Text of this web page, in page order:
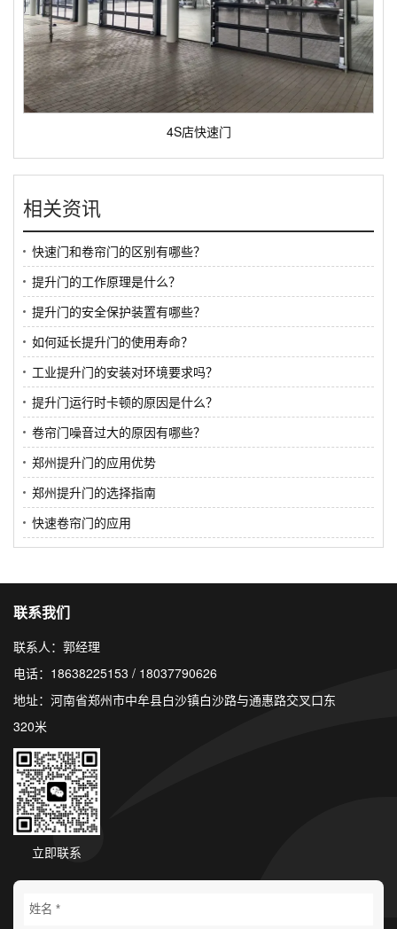
4S店快速门
相关资讯
快速门和卷帘门的区别有哪些？
提升门的工作原理是什么？
提升门的安全保护装置有哪些？
如何延长提升门的使用寿命？
工业提升门的安装对环境要求吗？
提升门运行时卡顿的原因是什么？
卷帘门噪音过大的原因有哪些？
郑州提升门的应用优势
郑州提升门的选择指南
快速卷帘门的应用
联系我们
联系人：郭经理
电话：18638225153 / 18037790626
地址：河南省郑州市中牟县白沙镇白沙路与通惠路交叉口东
320米
立即联系